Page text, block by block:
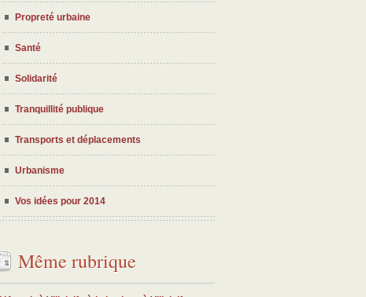
Propreté urbaine
Santé
Solidarité
Tranquillité publique
Transports et déplacements
Urbanisme
Vos idées pour 2014
Même rubrique